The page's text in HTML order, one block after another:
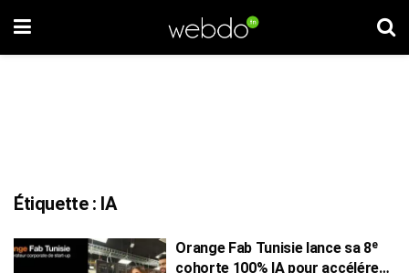
Étiquette : IA
Orange Fab Tunisie lance sa 8ᵉ
cohorte 100% IA pour accélérer